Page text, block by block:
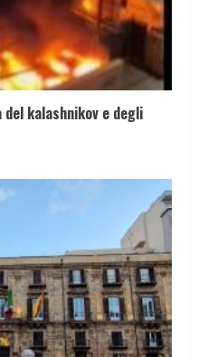
kalashnikov e degli